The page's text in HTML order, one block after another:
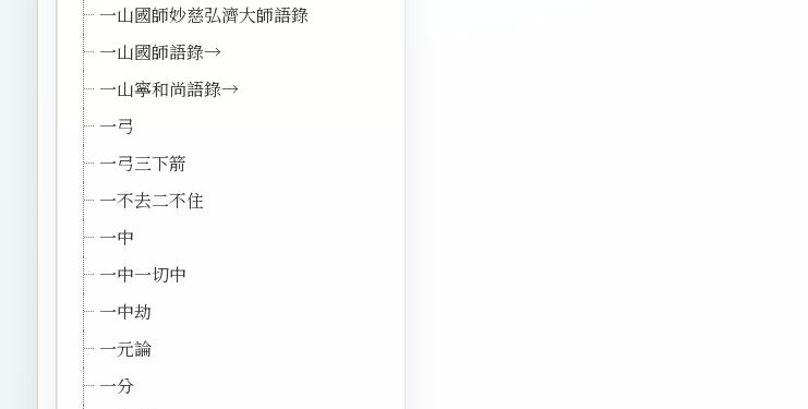
一山國師妙慈弘濟大師語錄
一山國師語錄→
一山寧和尚語錄→
一弓
一弓三下箭
一不去二不住
一中
一中一切中
一中劫
一元論
一分